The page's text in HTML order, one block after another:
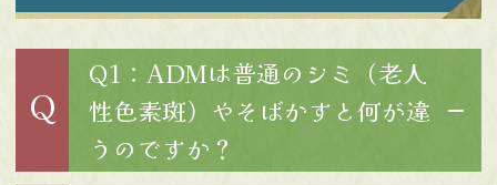
Q
Q1：ADMは普通のシミ（老人
性色素斑）やそばかすと何が違
うのですか？